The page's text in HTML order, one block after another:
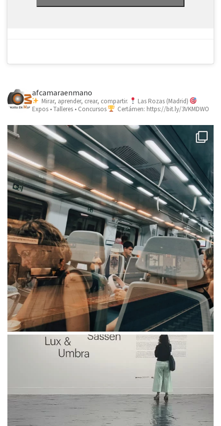
afcamaraenmano
Mirar, aprender, crear, compartir.
Las Rozas (Madrid)
Expos • Talleres • Concursos
Certámen: https://bit.ly/3VKMDWO